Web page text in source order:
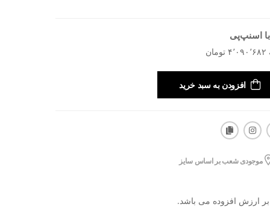
اسنپ‌پی
افزودن به سبد خرید
موجودی شعب بر اساس سایز